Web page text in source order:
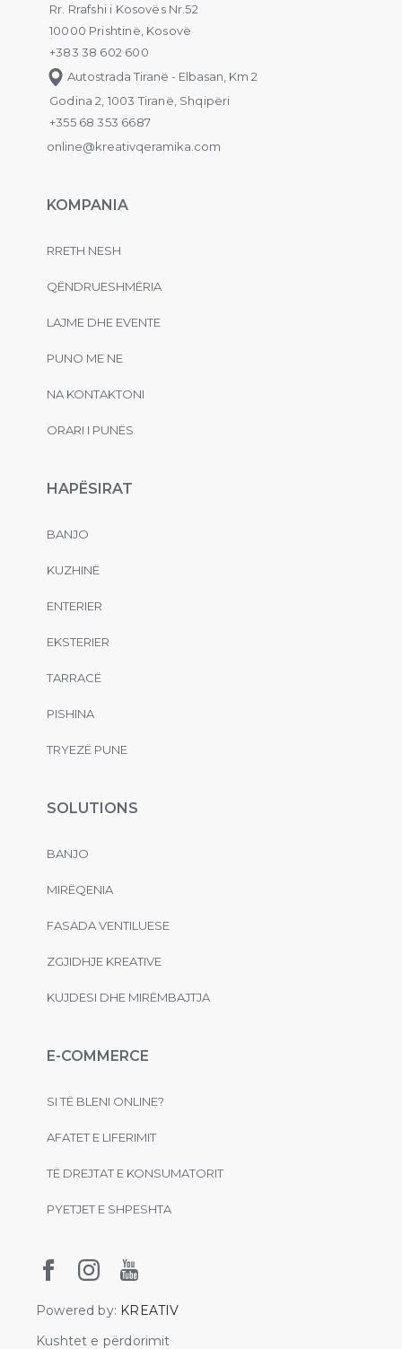
Rr. Rrafshi i Kosovës Nr.52
10000 Prishtinë, Kosovë
+383 38 602 600
Autostrada Tiranë - Elbasan, Km 2
Godina 2, 1003 Tiranë, Shqipëri
+355 68 353 6687
online@kreativqeramika.com
KOMPANIA
RRETH NESH
QËNDRUESHMËRIA
LAJME DHE EVENTE
PUNO ME NE
NA KONTAKTONI
ORARI I PUNËS
HAPËSIRAT
BANJO
KUZHINË
ENTERIER
EKSTERIER
TARRACË
PISHINA
TRYEZË PUNE
SOLUTIONS
BANJO
MIRËQENIA
FASADA VENTILUESE
ZGJIDHJE KREATIVE
KUJDESI DHE MIRËMBAJTJA
E-COMMERCE
SI TË BLENI ONLINE?
AFATET E LIFERIMIT
TË DREJTAT E KONSUMATORIT
PYETJET E SHPESHTA
Powered by: KREATIV
Kushtet e përdorimit